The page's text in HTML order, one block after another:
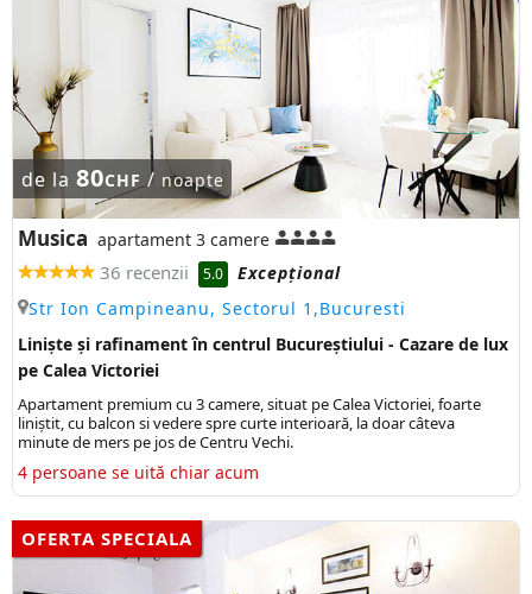
de la 80CHF / noapte
Musica apartament 3 camere
36 recenzii 5.0
Excepţional
Str Ion Campineanu, Sectorul 1,Bucuresti
Liniște și rafinament în centrul Bucureștiului - Cazare de lux
pe Calea Victoriei
Apartament premium cu 3 camere, situat pe Calea Victoriei, foarte
liniștit, cu balcon si vedere spre curte interioară, la doar câteva
minute de mers pe jos de Centru Vechi.
4 persoane se uită chiar acum
OFERTA SPECIALA